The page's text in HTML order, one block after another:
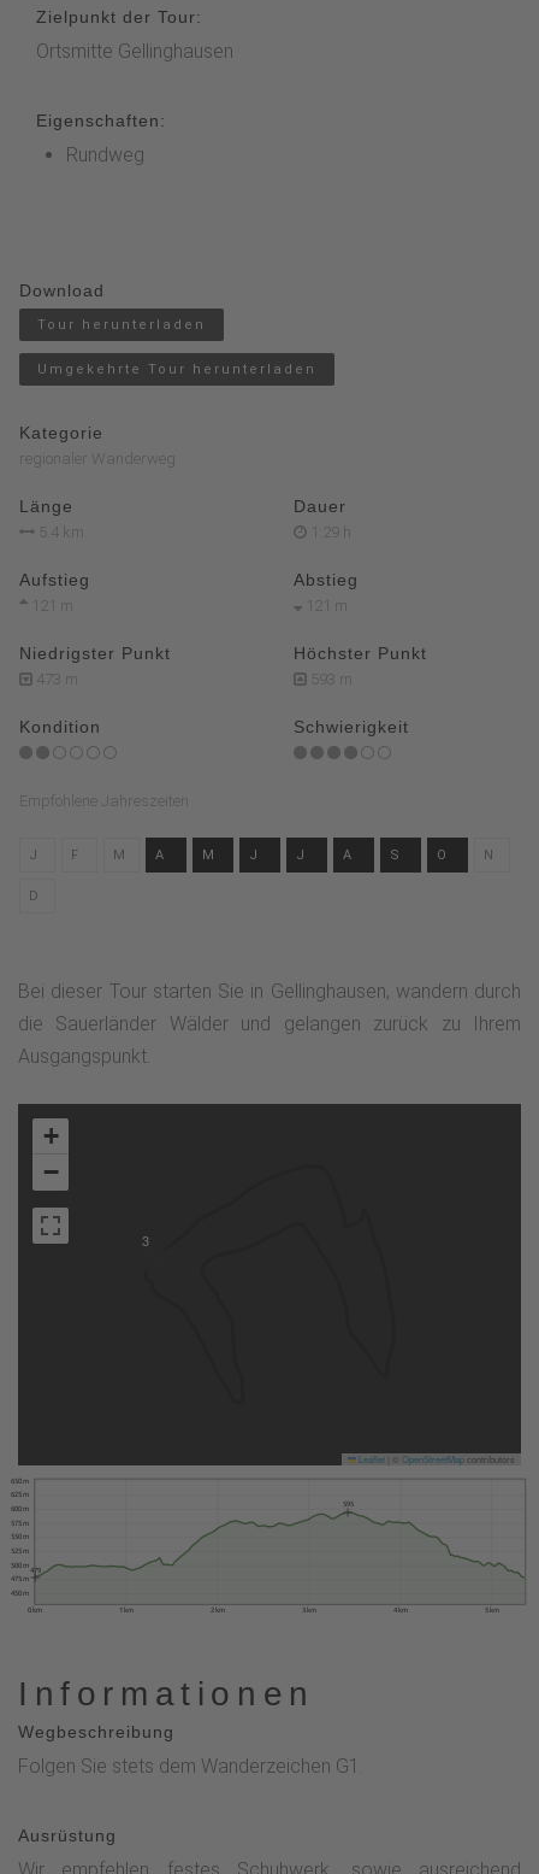
Zielpunkt der Tour:
Ortsmitte Gellinghausen
Eigenschaften:
Rundweg
Download
Tour herunterladen
Umgekehrte Tour herunterladen
Kategorie
regionaler Wanderweg
Länge
5.4 km
Dauer
1:29 h
Aufstieg
121 m
Abstieg
121 m
Niedrigster Punkt
473 m
Höchster Punkt
593 m
Kondition Schwierigkeit
Empfohlene Jahreszeiten
J F M A M J J A S O N
D
Bei dieser Tour starten Sie in Gellinghausen, wandern durch
die Sauerländer Wälder und gelangen zurück zu Ihrem
Ausgangspunkt.
3
+
−
Leaflet OpenStreetMapcontributors
0 km 1 km 2 km 3 km 4 km 5 km
450 m
475 m
500 m
525 m
550 m
575 m
600 m
625 m
650 m
479
595
Informationen
Wegbeschreibung
Folgen Sie stets dem Wanderzeichen G1.
Ausrüstung